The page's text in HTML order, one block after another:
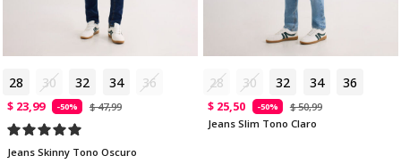
28 30 32 34 36
$ 23,99 -50% $ 47,99
Jeans Skinny Tono Oscuro
28 30 32 34 36
$ 25,50 -50%
$ 50,99
Jeans Slim Tono Claro